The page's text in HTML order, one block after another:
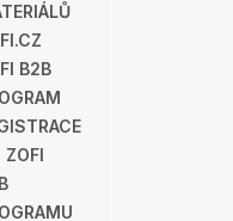
B2B
ZOFI